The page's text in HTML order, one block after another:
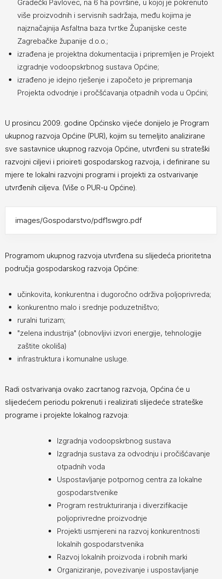
Gradečki Pavlovec, na 6 ha površine, u kojoj je pokrenuto
više proizvodnih i servisnih sadržaja, među kojima je
najznačajnija Asfaltna baza tvrtke Županijske ceste
Zagrebačke županije d.o.o.;
izrađena je projektna dokumentacija i pripremljen je Projekt
izgradnje vodoopskrbnog sustava Općine;
izrađeno je idejno rješenje i započeto je pripremanja
Projekta odvodnje i pročšćavanja otpadnih voda u Općini;
U prosincu 2009. godine Općinsko vijeće donijelo je Program
ukupnog razvoja Općine (PUR), kojim su temeljito analizirane
sve sastavnice ukupnog razvoja Općine, utvrđeni su strateški
razvojni ciljevi i prioireti gospodarskog razvoja, i definirane su
mjere te lokalni razvojni programi i projekti za ostvarivanje
utvrđenih ciljeva. (Više o PUR-u Općine).
images/Gospodarstvo/pdf1swgro.pdf
Programom ukupnog razvoja utvrđena su slijedeća prioritetna
područja gospodarskog razvoja Općine:
učinkovita, konkurentna i dugoročno održiva poljoprivreda;
konkurentno malo i srednje poduzetništvo;
ruralni turizam;
"zelena industrija" (obnovljivi izvori energije, tehnologije
zaštite okoliša)
infrastruktura i komunalne usluge.
Radi ostvarivanja ovako zacrtanog razvoja, Općina će u
slijedećem periodu pokrenuti i realizirati slijedeće strateške
programe i projekte lokalnog razvoja:
Izgradnja vodoopskrbnog sustava
Izgradnja sustava za odvodnju i pročišćavanje
otpadnih voda
Uspostavljanje potpornog centra za lokalne
gospodarstvenike
Program restrukturiranja i diverzifikacije
poljoprivredne proizvodnje
Projekti usmjereni na razvoj konkurentnosti
lokalnih gospodarstvenika
Razvoj lokalnih proizvoda i robnih marki
Organiziranje, povezivanje i uspostavljanje